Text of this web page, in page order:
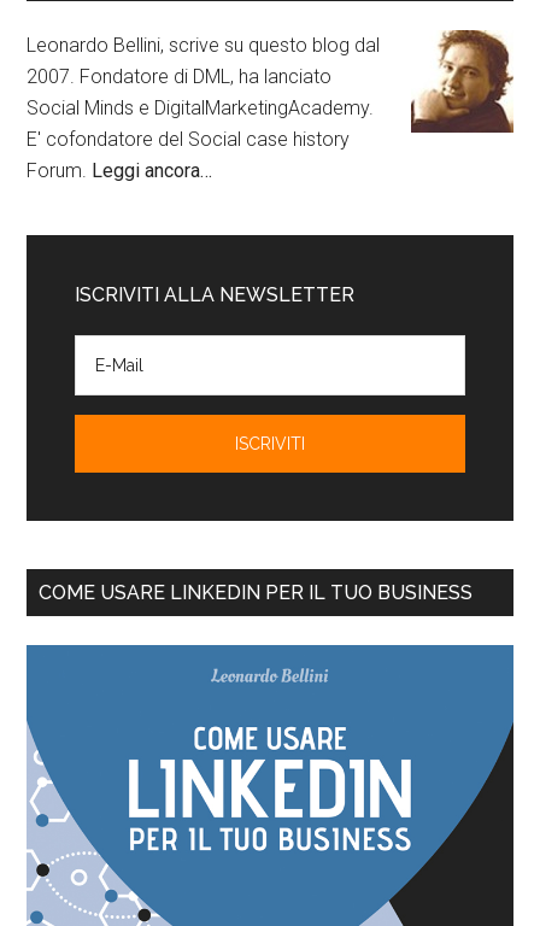
Leonardo Bellini, scrive su questo blog dal
2007. Fondatore di DML, ha lanciato
Social Minds e DigitalMarketingAcademy.
E' cofondatore del Social case history
Forum. Leggi ancora…
ISCRIVITI ALLA NEWSLETTER
COME USARE LINKEDIN PER IL TUO BUSINESS